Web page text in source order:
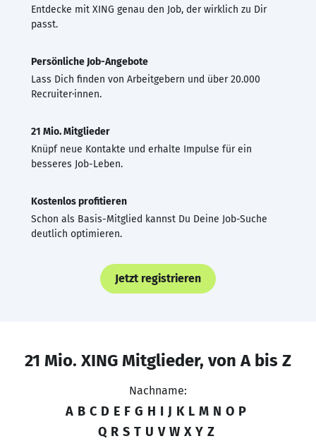
Entdecke mit XING genau den Job, der wirklich zu Dir
passt.
Persönliche Job-Angebote
Lass Dich finden von Arbeitgebern und über 20.000
Recruiter·innen.
21 Mio. Mitglieder
Knüpf neue Kontakte und erhalte Impulse für ein
besseres Job-Leben.
Kostenlos profitieren
Schon als Basis-Mitglied kannst Du Deine Job-Suche
deutlich optimieren.
Jetzt registrieren
21 Mio. XING Mitglieder, von A bis Z
Nachname:
A B C D E F G H I J K L M N O P
Q R S T U V W X Y Z